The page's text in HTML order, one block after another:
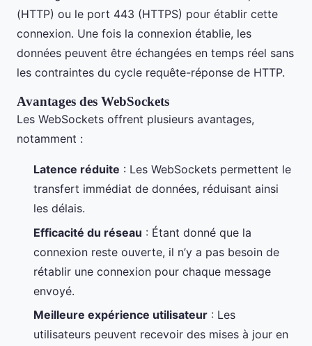
(HTTP) ou le port 443 (HTTPS) pour établir cette
connexion. Une fois la connexion établie, les
données peuvent être échangées en temps réel sans
les contraintes du cycle requête-réponse de HTTP.
Avantages des WebSockets
Les WebSockets offrent plusieurs avantages,
notamment :
Latence réduite : Les WebSockets permettent le
transfert immédiat de données, réduisant ainsi
les délais.
Efficacité du réseau : Étant donné que la
connexion reste ouverte, il n’y a pas besoin de
rétablir une connexion pour chaque message
envoyé.
Meilleure expérience utilisateur : Les
utilisateurs peuvent recevoir des mises à jour en